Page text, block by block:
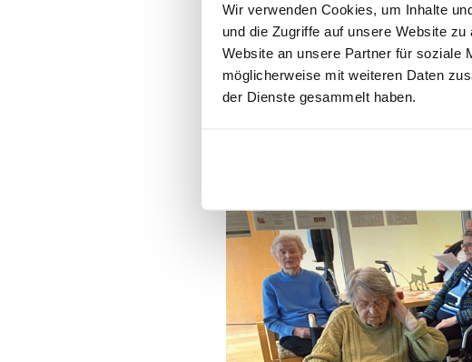
Wir verwenden Cookies, um Inhalte
und die Zugriffe auf unsere Website
Website an unsere Partner für soziale
möglicherweise mit weiteren Daten
der Dienste gesammelt haben.
diesen stimmungsvollen
herzlich bei Frau Schirnack,
und hoffen dass wir sie auch